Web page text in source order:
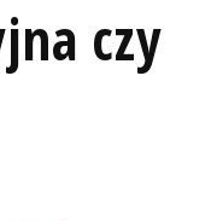
czy